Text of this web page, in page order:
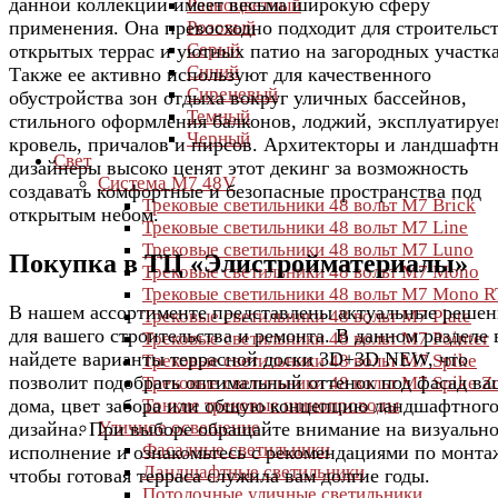
Разноцветный
Розовый
Серый
Синий
Сиреневый
Темный
Черный
Свет
Система M7 48V
Трековые светильники 48 вольт M7 Brick
Трековые светильники 48 вольт M7 Line
Трековые светильники 48 вольт M7 Luno
Трековые светильники 48 вольт M7 Mono
Трековые светильники 48 вольт M7 Mono
Трековые светильники 48 вольт M7 Plate
Трековые светильники 48 вольт M7 Pointer
Трековые светильники 48 вольт M7 Spike
Трековые светильники 48 вольт M7 Spike
Тонкие трековые шинопроводы
Уличное освещение
Фасадные светильники
Ландшафтные светильники
применения. Она превосходно подходит для
открытых террас и уютных патио на загородных
Также ее активно используют для качественного
обустройства зон отдыха вокруг уличных бассейнов,
стильного оформления балконов, лоджий,
кровель, причалов и пирсов. Архитекторы и
дизайнеры высоко ценят этот декинг за возможность
создавать комфортные и безопасные пространства под
открытым небом.
Покупка в ТЦ «Элистройматериалы»
В нашем ассортименте представлены актуальные
для вашего строительства и ремонта. В данном разделе
найдете варианты террасной доски 3D+3D NEW, что
позволит подобрать оптимальный оттенок под фасад
дома, цвет забора или общую концепцию ландшафтного
дизайна. При выборе обращайте внимание на
исполнение и ознакомьтесь с рекомендациями по
чтобы готовая терраса служила вам долгие годы.